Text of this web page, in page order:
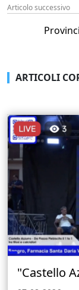
Articolo successivo
ARTICOLI
"Castello